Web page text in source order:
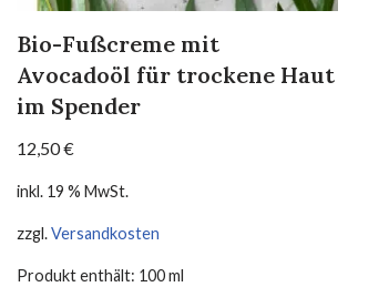
Bio-Fußcreme mit
Avocadoöl für trockene Haut
im Spender
12,50€
inkl. 19 % MwSt.
zzgl.Versandkosten
Produkt enthält: 100ml